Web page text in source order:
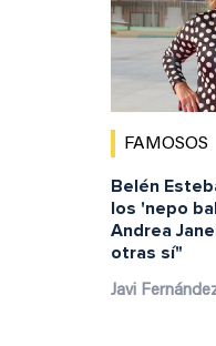
FAMOSOS
Belén
los 'nepo
Andrea
otras sí"
Javi